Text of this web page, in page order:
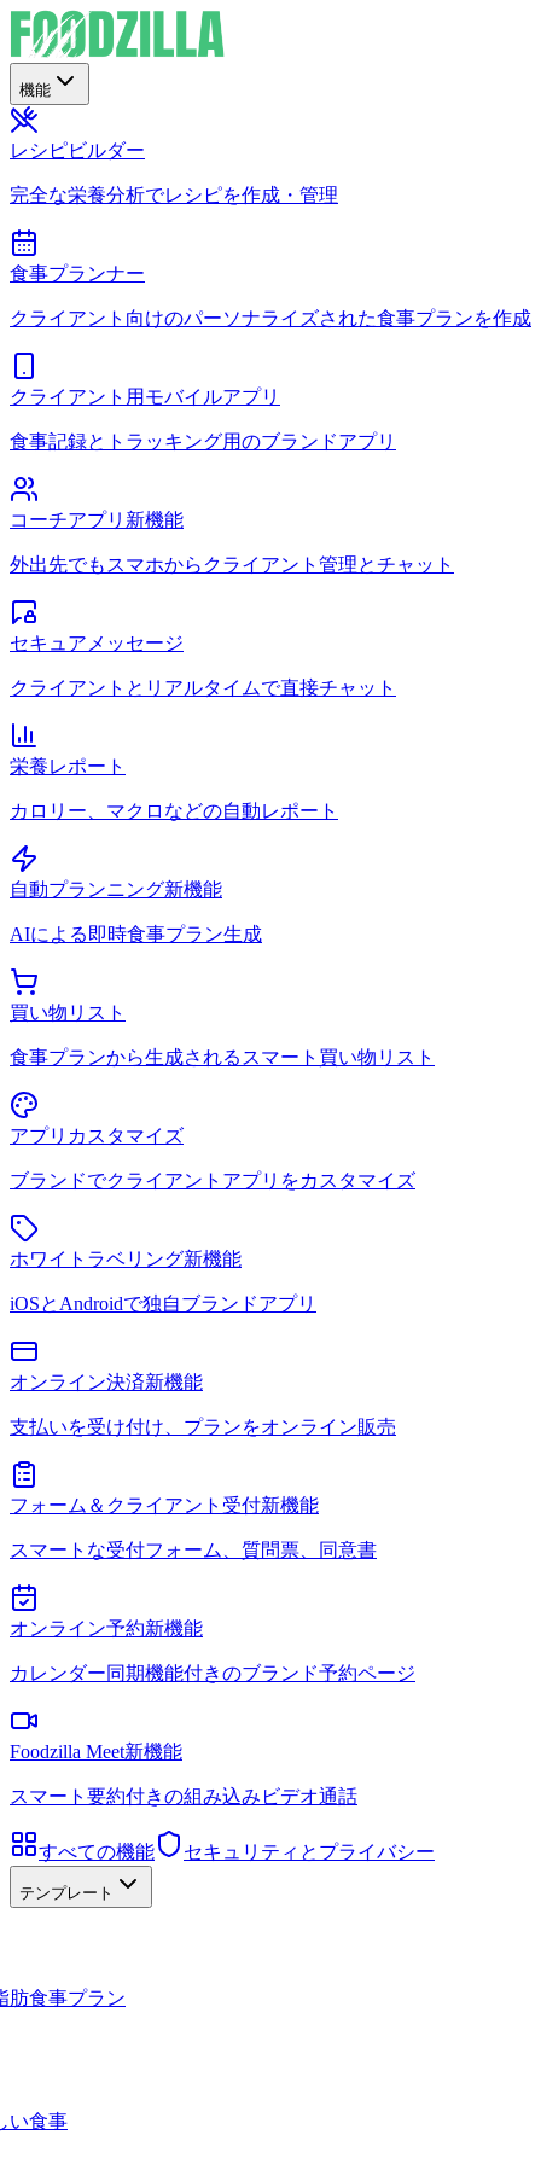
機能
レシピビルダー
完全な栄養分析でレシピを作成・管理
食事プランナー
クライアント向けのパーソナライズされた食事プランを作成
クライアント用モバイルアプリ
食事記録とトラッキング用のブランドアプリ
コーチアプリ 新機能
外出先でもスマホからクライアント管理とチャット
セキュアメッセージ
クライアントとリアルタイムで直接チャット
栄養レポート
カロリー、マクロなどの自動レポート
自動プランニング新機能
AIによる即時食事プラン生成
買い物リスト
食事プランから生成されるスマート買い物リスト
アプリカスタマイズ
ブランドでクライアントアプリをカスタマイズ
ホワイトラベリング新機能
iOSとAndroidで独自ブランドアプリ
オンライン決済新機能
支払いを受け付け、プランをオンライン販売
フォーム＆クライアント受付新機能
スマートな受付フォーム、質問票、同意書
オンライン予約新機能
カレンダー同期機能付きのブランド予約ページ
Foodzilla Meet新機能
スマート要約付きの組み込みビデオ通話
すべての機能 セキュリティとプライバシー
テンプレート
肪食事プラン
い食事